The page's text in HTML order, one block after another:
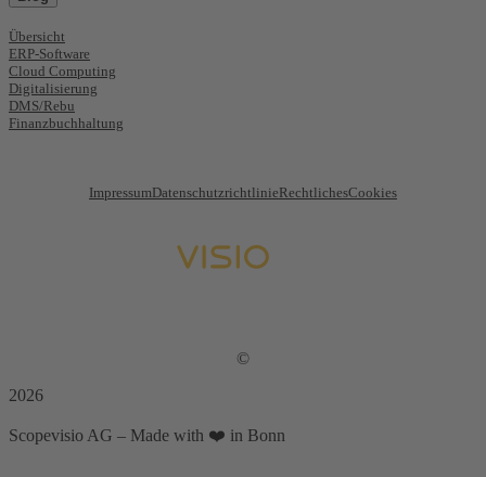
Übersicht
ERP-Software
Cloud Computing
Digitalisierung
DMS/Rebu
Finanzbuchhaltung
ImpressumDatenschutzrichtlinieRechtlichesCookies
©
2026
Scopevisio AG – Made with ❤️ in Bonn